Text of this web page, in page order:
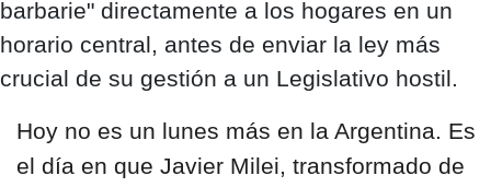
barbarie" directamente a los hogares en un
horario central, antes de enviar la ley más
crucial de su gestión a un Legislativo hostil.
Hoy no es un lunes más en la Argentina. Es
el día en que Javier Milei, transformado de